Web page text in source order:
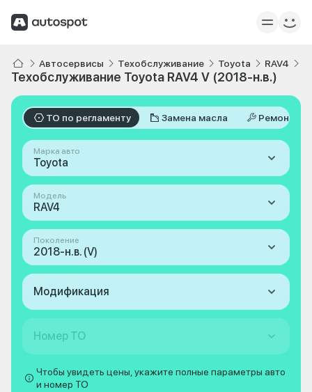
Автосервисы Техобслуживание Toyota RAV4
Техобслуживание Toyota RAV4 V (2018-н.в.)
ТО по регламенту Замена масла Ремонт
Марка авто
Toyota
Модель
RAV4
Поколение
2018-н.в. (V)
Модификация
Номер ТО
Чтобы увидеть цены, укажите полные параметры авто
и номер ТО